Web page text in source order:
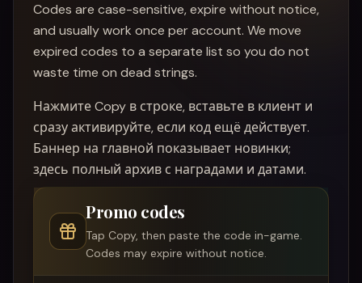
Codes are case-sensitive, expire without notice,
and usually work once per account. We move
expired codes to a separate list so you do not
waste time on dead strings.
Нажмите Copy в строке, вставьте в клиент и
сразу активируйте, если код ещё действует.
Баннер на главной показывает новинки;
здесь полный архив с наградами и датами.
Promo codes
Tap Copy, then paste the code in-game.
Codes may expire without notice.